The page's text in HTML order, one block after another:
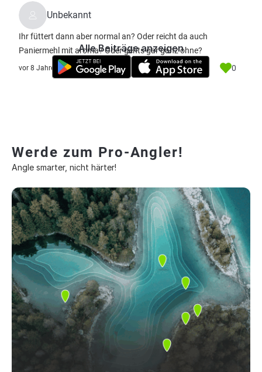
Unbekannt
Ihr füttert dann aber normal an? Oder reicht da auch
Paniermehl mit aroma? Oder gehts gar ganz ohne?
vor 8 Jahre 0
Alle Beiträge anzeigen
Werde zum Pro-Angler!
Angle smarter, nicht härter!